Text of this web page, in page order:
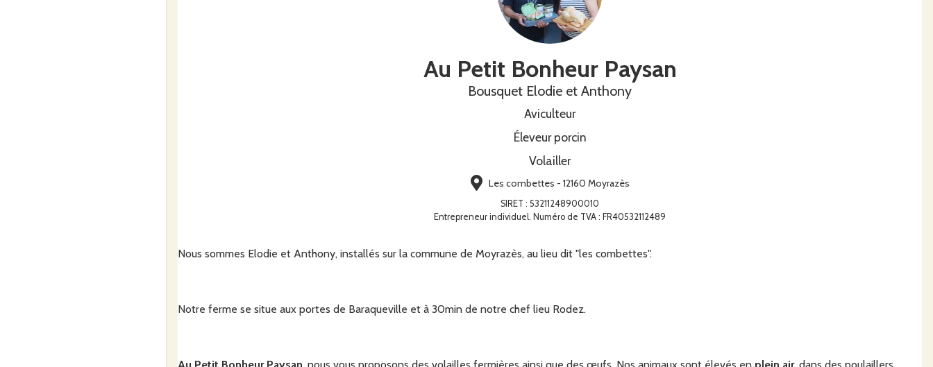
Au Petit Bonheur Paysan
Bousquet Elodie et Anthony
Aviculteur
Éleveur porcin
Volailler
Les combettes - 12160 Moyrazès
SIRET : 53211248900010
Entrepreneur individuel. Numéro de TVA : FR40532112489
Nous sommes Elodie et Anthony, installés sur la commune de Moyrazès, au lieu dit "les combettes".
Notre ferme se situe aux portes de Baraqueville et à 30min de notre chef lieu Rodez.